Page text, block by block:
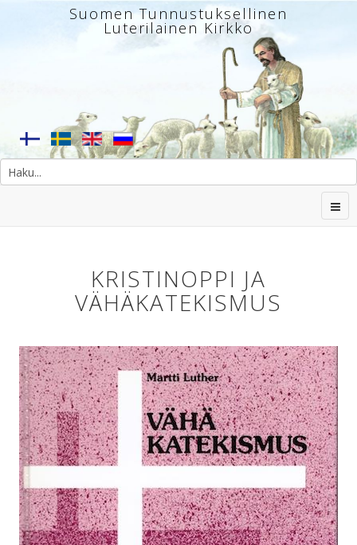
Suomen Tunnustuksellinen
Luterilainen Kirkko
KRISTINOPPI JA
VÄHÄKATEKISMUS